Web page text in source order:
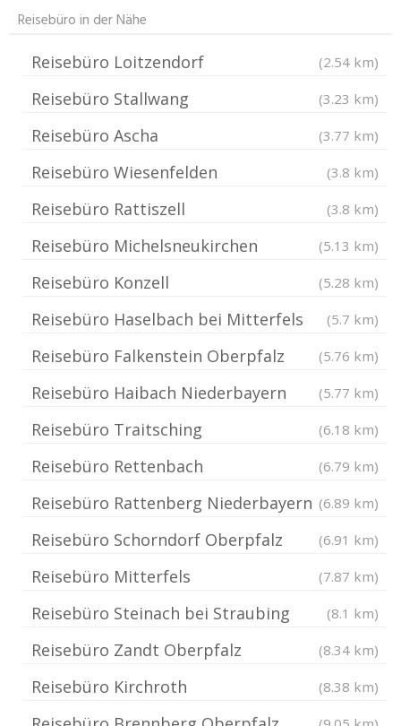
Reisebüro in der Nähe
Reisebüro Loitzendorf (2.54 km)
Reisebüro Stallwang (3.23 km)
Reisebüro Ascha (3.77 km)
Reisebüro Wiesenfelden (3.8 km)
Reisebüro Rattiszell (3.8 km)
Reisebüro Michelsneukirchen (5.13 km)
Reisebüro Konzell (5.28 km)
Reisebüro Haselbach bei Mitterfels (5.7 km)
Reisebüro Falkenstein Oberpfalz (5.76 km)
Reisebüro Haibach Niederbayern (5.77 km)
Reisebüro Traitsching (6.18 km)
Reisebüro Rettenbach (6.79 km)
Reisebüro Rattenberg Niederbayern (6.89 km)
Reisebüro Schorndorf Oberpfalz (6.91 km)
Reisebüro Mitterfels (7.87 km)
Reisebüro Steinach bei Straubing (8.1 km)
Reisebüro Zandt Oberpfalz (8.34 km)
Reisebüro Kirchroth (8.38 km)